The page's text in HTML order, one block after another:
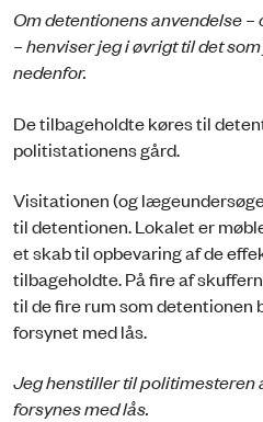
Om detentionens anvendelse
– henviser jeg i øvrigt til det
nedenfor.
De tilbageholdte køres til
politistationens gård.
Visitationen (og
til detentionen. Lokalet er
et skab til opbevaring af de
tilbageholdte. På fire af
til de fire rum som detentionen
forsynet med lås.
Jeg henstiller til politimesteren
forsynes med lås.